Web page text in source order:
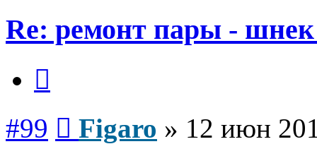
Re: ремонт пары - шнек
#99 Figaro » 12 июн